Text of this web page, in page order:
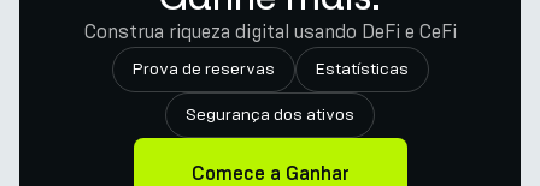
Construa riqueza digital usando DeFi e CeFi
Prova de reservas Estatísticas
Segurança dos ativos
Comece a Ganhar